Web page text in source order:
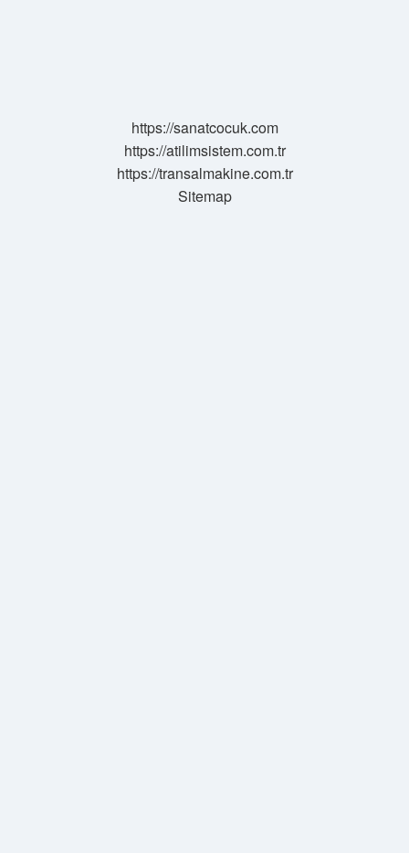
https://sanatcocuk.com
https://atilimsistem.com.tr
https://transalmakine.com.tr
Sitemap